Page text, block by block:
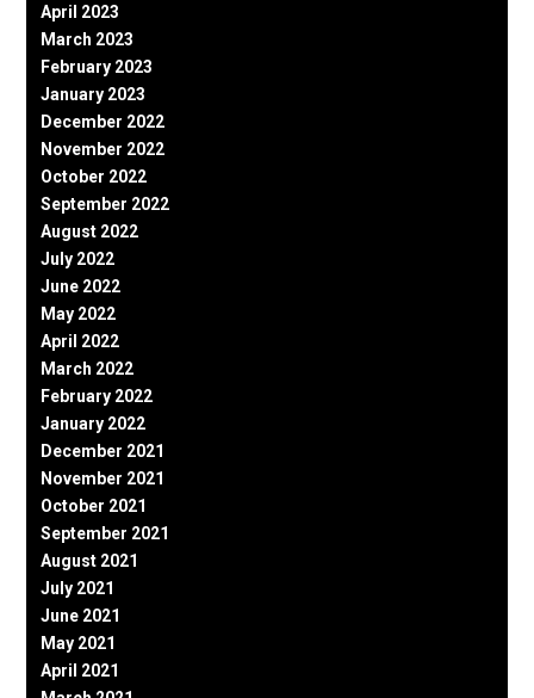
April 2023
March 2023
February 2023
January 2023
December 2022
November 2022
October 2022
September 2022
August 2022
July 2022
June 2022
May 2022
April 2022
March 2022
February 2022
January 2022
December 2021
November 2021
October 2021
September 2021
August 2021
July 2021
June 2021
May 2021
April 2021